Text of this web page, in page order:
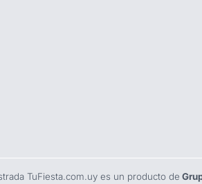
TuFiesta.com.uy es un producto de